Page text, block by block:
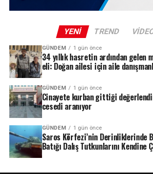
YENI TREND
GÜNDEM 1 gün önce
34 yıllık hasretin ardından gelen
eli: Doğan ailesi için aile
GÜNDEM 1 gün önce
Cinayete kurban gittiği
cesedi aranıyor
GÜNDEM 1 gün önce
Saros Körfezi’nin Derinliklerinde
Batığı Dalış Tutkunlarını Kendine